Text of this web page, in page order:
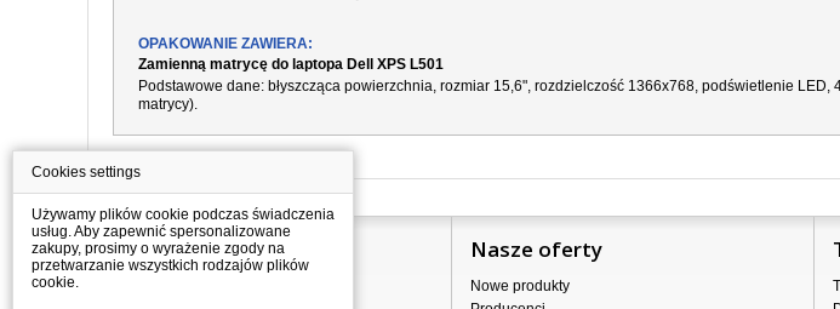
OPAKOWANIE ZAWIERA:
Zamienną matrycę do laptopa Dell XPS L501
Podstawowe dane: błyszcząca powierzchnia, rozmiar 15,6", rozdzielczość 1366x768, podświetlenie
matrycy).
Informacje Nasze oferty
Nowe produkty
Cookies settings
Używamy plików cookie podczas świadczenia
usług. Aby zapewnić spersonalizowane
zakupy, prosimy o wyrażenie zgody na
przetwarzanie wszystkich rodzajów plików
cookie.